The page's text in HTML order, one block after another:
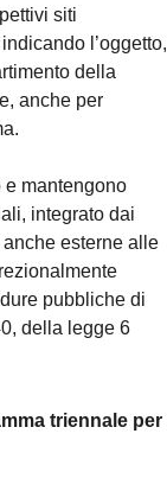
siti
l’oggetto,
della
anche per
mantengono
integrato dai
esterne alle
pubbliche di
della legge 6
triennale per